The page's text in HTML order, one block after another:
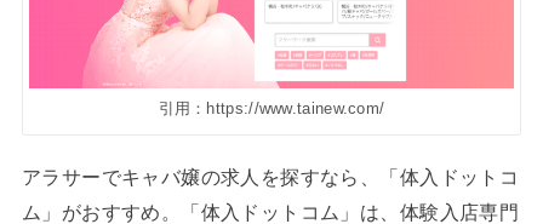
引用：https://www.tainew.com/
アラサーでキャバ嬢の求人を探すなら、「体入ドットコ
ム」がおすすめ。「体入ドットコム」は、体験入店専門